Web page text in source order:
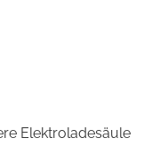
Elektroladesäule